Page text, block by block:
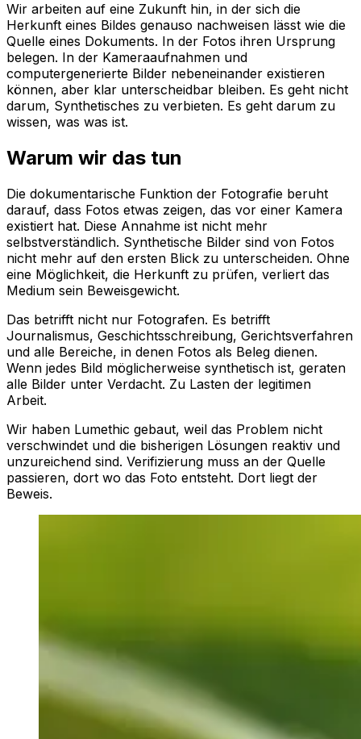
Wir arbeiten auf eine Zukunft hin, in der sich die
Herkunft eines Bildes genauso nachweisen lässt wie die
Quelle eines Dokuments. In der Fotos ihren Ursprung
belegen. In der Kameraaufnahmen und
computergenerierte Bilder nebeneinander existieren
können, aber klar unterscheidbar bleiben. Es geht nicht
darum, Synthetisches zu verbieten. Es geht darum zu
wissen, was was ist.
Warum wir das tun
Die dokumentarische Funktion der Fotografie beruht
darauf, dass Fotos etwas zeigen, das vor einer Kamera
existiert hat. Diese Annahme ist nicht mehr
selbstverständlich. Synthetische Bilder sind von Fotos
nicht mehr auf den ersten Blick zu unterscheiden. Ohne
eine Möglichkeit, die Herkunft zu prüfen, verliert das
Medium sein Beweisgewicht.
Das betrifft nicht nur Fotografen. Es betrifft
Journalismus, Geschichtsschreibung, Gerichtsverfahren
und alle Bereiche, in denen Fotos als Beleg dienen.
Wenn jedes Bild möglicherweise synthetisch ist, geraten
alle Bilder unter Verdacht. Zu Lasten der legitimen
Arbeit.
Wir haben Lumethic gebaut, weil das Problem nicht
verschwindet und die bisherigen Lösungen reaktiv und
unzureichend sind. Verifizierung muss an der Quelle
passieren, dort wo das Foto entsteht. Dort liegt der
Beweis.